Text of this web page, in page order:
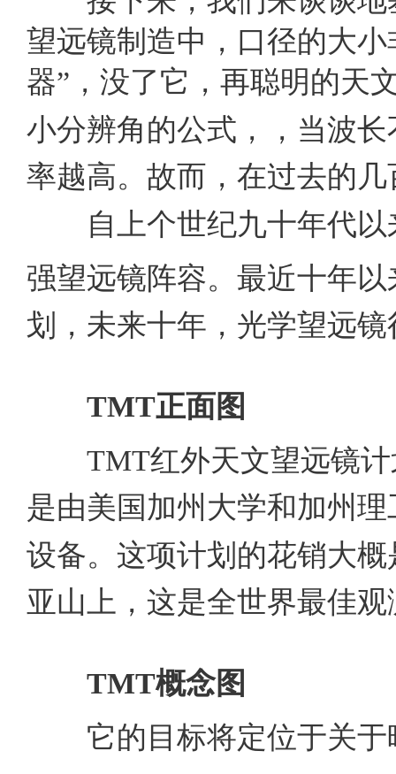
望远镜制造中，口径的大
器”，没了它，再聪明的天
小分辨角的公式，
，当波长
率越高。故而，在过去的
自上个世纪九十年代以
强望远镜阵容。最近十年
划，未来十年，光学望远
TMT正面图
TMT红外天文望远镜
是由美国加州大学和加州
设备。这项计划的花销大概
亚山上，这是全世界最佳
TMT概念图
它的目标将定位于关于